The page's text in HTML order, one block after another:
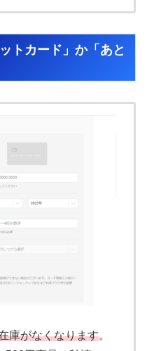
トカード」か「あと
庫がなくなります。